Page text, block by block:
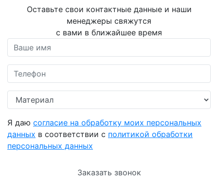
Оставьте свои контактные данные и наши
менеджеры свяжутся
с вами в ближайшее время
Я даю согласие на обработку моих персональных
данных в соответствии с политикой обработки
персональных данных
Заказать звонок